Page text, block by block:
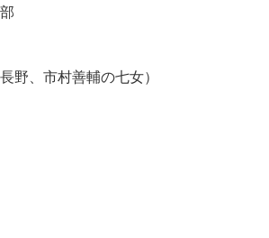
、市村善輔の七女）